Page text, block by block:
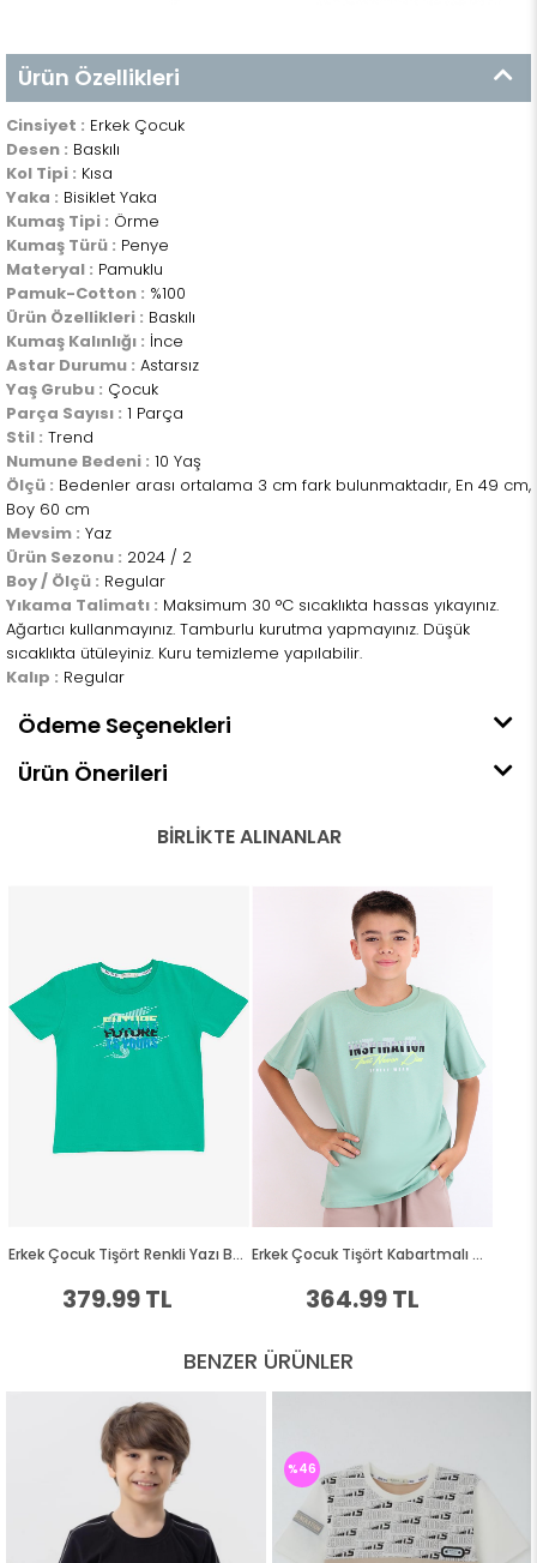
Ürün Özellikleri
Cinsiyet : Erkek Çocuk
Desen : Baskılı
Kol Tipi : Kısa
Yaka : Bisiklet Yaka
Kumaş Tipi : Örme
Kumaş Türü : Penye
Materyal : Pamuklu
Pamuk-Cotton : %100
Ürün Özellikleri : Baskılı
Kumaş Kalınlığı : İnce
Astar Durumu : Astarsız
Yaş Grubu : Çocuk
Parça Sayısı : 1 Parça
Stil : Trend
Numune Bedeni : 10 Yaş
Ölçü : Bedenler arası ortalama 3 cm fark bulunmaktadır, En 49 cm,
Boy 60 cm
Mevsim : Yaz
Ürün Sezonu : 2024 / 2
Boy / Ölçü : Regular
Yıkama Talimatı : Maksimum 30 °C sıcaklıkta hassas yıkayınız.
Ağartıcı kullanmayınız. Tamburlu kurutma yapmayınız. Düşük
sıcaklıkta ütüleyiniz. Kuru temizleme yapılabilir.
Kalıp : Regular
Ödeme Seçenekleri
Ürün Önerileri
BENZER ÜRÜNLER
%46